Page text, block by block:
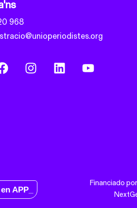
968
APP_
Financiado